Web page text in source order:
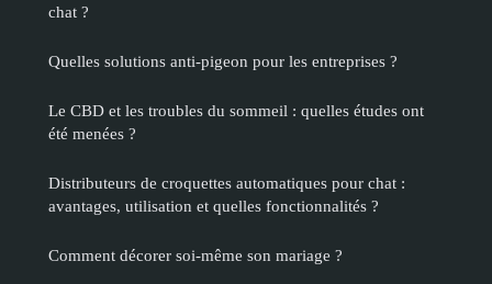
chat ?
Quelles solutions anti-pigeon pour les entreprises ?
Le CBD et les troubles du sommeil : quelles études ont
été menées ?
Distributeurs de croquettes automatiques pour chat :
avantages, utilisation et quelles fonctionnalités ?
Comment décorer soi-même son mariage ?